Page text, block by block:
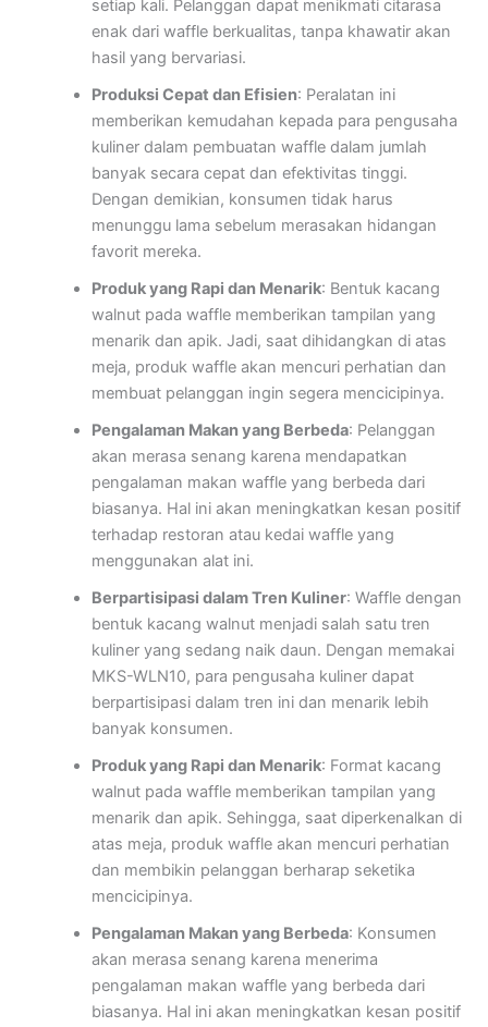
setiap kali. Pelanggan dapat menikmati citarasa
enak dari waffle berkualitas, tanpa khawatir akan
hasil yang bervariasi.
Produksi Cepat dan Efisien: Peralatan ini
memberikan kemudahan kepada para pengusaha
kuliner dalam pembuatan waffle dalam jumlah
banyak secara cepat dan efektivitas tinggi.
Dengan demikian, konsumen tidak harus
menunggu lama sebelum merasakan hidangan
favorit mereka.
Produk yang Rapi dan Menarik: Bentuk kacang
walnut pada waffle memberikan tampilan yang
menarik dan apik. Jadi, saat dihidangkan di atas
meja, produk waffle akan mencuri perhatian dan
membuat pelanggan ingin segera mencicipinya.
Pengalaman Makan yang Berbeda: Pelanggan
akan merasa senang karena mendapatkan
pengalaman makan waffle yang berbeda dari
biasanya. Hal ini akan meningkatkan kesan positif
terhadap restoran atau kedai waffle yang
menggunakan alat ini.
Berpartisipasi dalam Tren Kuliner: Waffle dengan
bentuk kacang walnut menjadi salah satu tren
kuliner yang sedang naik daun. Dengan memakai
MKS-WLN10, para pengusaha kuliner dapat
berpartisipasi dalam tren ini dan menarik lebih
banyak konsumen.
Produk yang Rapi dan Menarik: Format kacang
walnut pada waffle memberikan tampilan yang
menarik dan apik. Sehingga, saat diperkenalkan di
atas meja, produk waffle akan mencuri perhatian
dan membikin pelanggan berharap seketika
mencicipinya.
Pengalaman Makan yang Berbeda: Konsumen
akan merasa senang karena menerima
pengalaman makan waffle yang berbeda dari
biasanya. Hal ini akan meningkatkan kesan positif